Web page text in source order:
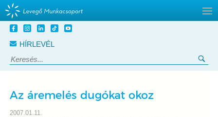
Tovább
tartalomra
HÍRLEVÉL
Keresés:
Az áremelés dugókat okoz
2007.01.11.